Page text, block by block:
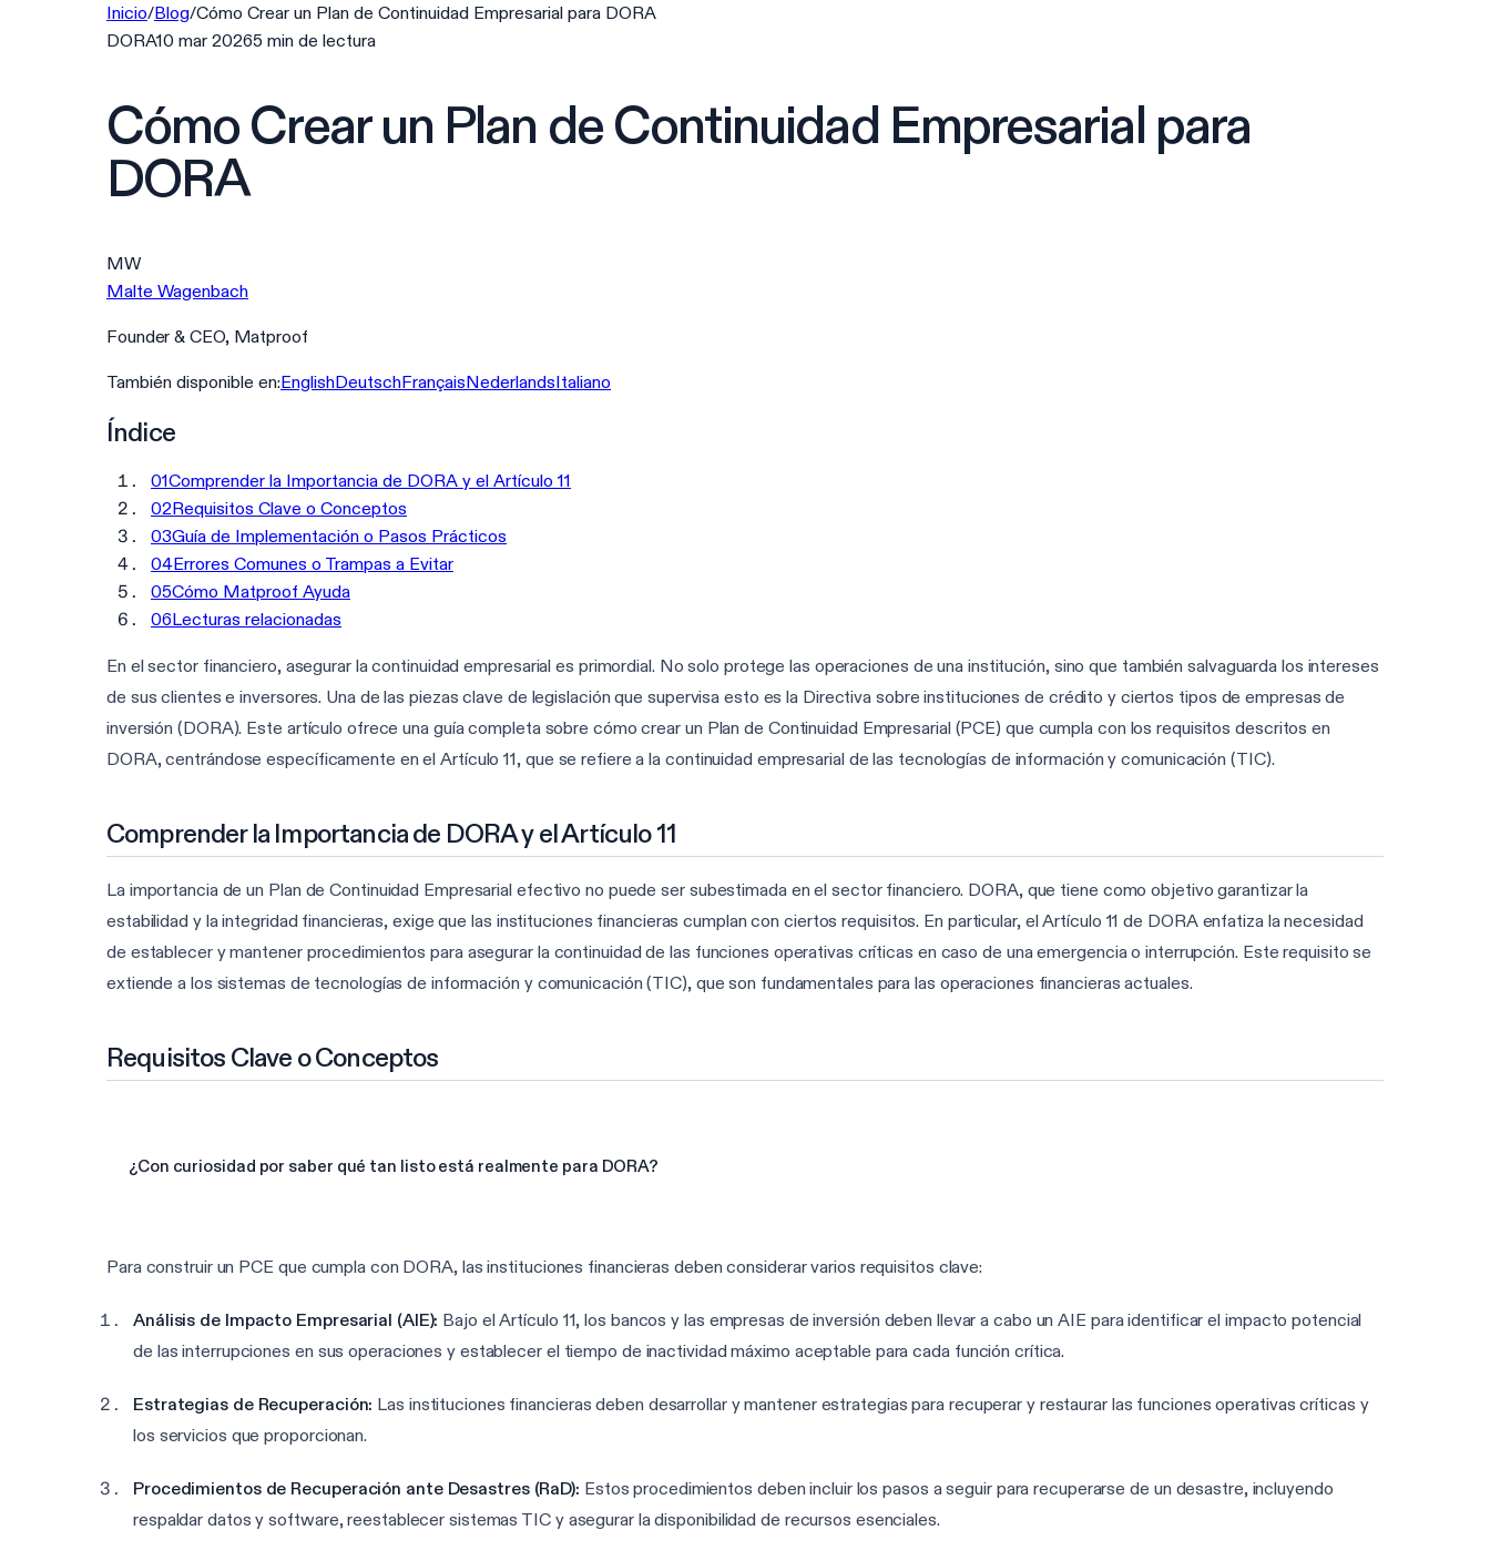
Inicio/Blog/Cómo Crear un Plan de Continuidad Empresarial para DORA
DORA10 mar 20265 min de lectura
Cómo Crear un Plan de Continuidad Empresarial para
DORA
MW
Malte Wagenbach
Founder & CEO, Matproof
También disponible en:EnglishDeutschFrançaisNederlandsItaliano
Índice
01Comprender la Importancia de DORA y el Artículo 11
02Requisitos Clave o Conceptos
03Guía de Implementación o Pasos Prácticos
04Errores Comunes o Trampas a Evitar
05Cómo Matproof Ayuda
06Lecturas relacionadas
En el sector financiero, asegurar la continuidad empresarial es primordial. No solo protege las operaciones de una institución, sino que también salvaguarda los intereses
de sus clientes e inversores. Una de las piezas clave de legislación que supervisa esto es la Directiva sobre instituciones de crédito y ciertos tipos de empresas de
inversión (DORA). Este artículo ofrece una guía completa sobre cómo crear un Plan de Continuidad Empresarial (PCE) que cumpla con los requisitos descritos en
DORA, centrándose específicamente en el Artículo 11, que se refiere a la continuidad empresarial de las tecnologías de información y comunicación (TIC).
Comprender la Importancia de DORA y el Artículo 11
La importancia de un Plan de Continuidad Empresarial efectivo no puede ser subestimada en el sector financiero. DORA, que tiene como objetivo garantizar la
estabilidad y la integridad financieras, exige que las instituciones financieras cumplan con ciertos requisitos. En particular, el Artículo 11 de DORA enfatiza la necesidad
de establecer y mantener procedimientos para asegurar la continuidad de las funciones operativas críticas en caso de una emergencia o interrupción. Este requisito se
extiende a los sistemas de tecnologías de información y comunicación (TIC), que son fundamentales para las operaciones financieras actuales.
Requisitos Clave o Conceptos
¿Con curiosidad por saber qué tan listo está realmente para DORA?
Para construir un PCE que cumpla con DORA, las instituciones financieras deben considerar varios requisitos clave:
Análisis de Impacto Empresarial (AIE): Bajo el Artículo 11, los bancos y las empresas de inversión deben llevar a cabo un AIE para identificar el impacto potencial
de las interrupciones en sus operaciones y establecer el tiempo de inactividad máximo aceptable para cada función crítica.
Estrategias de Recuperación: Las instituciones financieras deben desarrollar y mantener estrategias para recuperar y restaurar las funciones operativas críticas y
los servicios que proporcionan.
Procedimientos de Recuperación ante Desastres (RaD): Estos procedimientos deben incluir los pasos a seguir para recuperarse de un desastre, incluyendo
respaldar datos y software, reestablecer sistemas TIC y asegurar la disponibilidad de recursos esenciales.